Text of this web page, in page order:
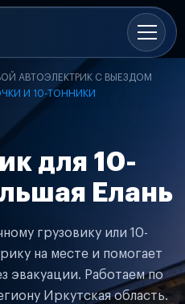
АВТОЭЛЕКТРИК С ВЫЕЗДОМ
И 10-ТОННИКИ
для 10-
Елань
грузовику или 10-
на месте и помогает
эвакуации. Работаем по
Иркутская область.